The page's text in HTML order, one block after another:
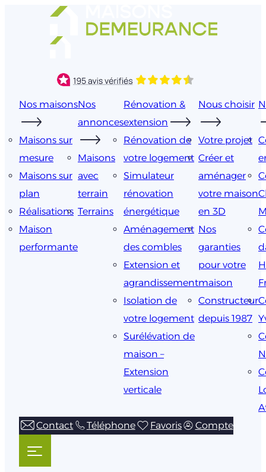
Nos maisons
Maisons sur
mesure
Maisons sur
plan
Réalisations
Maison
performante
Nos
annonces
Maisons
avec
terrain
Terrains
Rénovation &
extension
Rénovation de
votre logement
Simulateur
rénovation
énergétique
Aménagement
des combles
Extension et
agrandissement
Isolation de
votre logement
Surélévation de
maison –
Extension
verticale
Nous choisir
Votre projet
Créer et
aménager
votre maison
en 3D
Nos
garanties
pour votre
maison
Constructeur
depuis 1987
Contact
Téléphone Favoris Compte